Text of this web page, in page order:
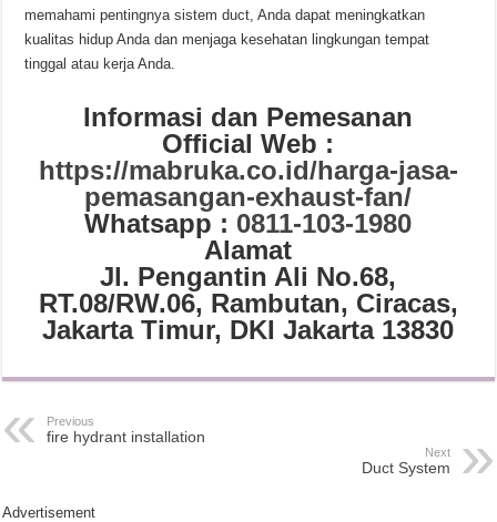
memahami pentingnya sistem duct, Anda dapat meningkatkan
kualitas hidup Anda dan menjaga kesehatan lingkungan tempat
tinggal atau kerja Anda.
Informasi dan Pemesanan
Official Web :
https://mabruka.co.id/harga-jasa-
pemasangan-exhaust-fan/
Whatsapp : 0811-103-1980
Alamat
Jl. Pengantin Ali No.68,
RT.08/RW.06, Rambutan, Ciracas,
Jakarta Timur, DKI Jakarta 13830
Previous
fire hydrant installation
Next
Duct System
Advertisement